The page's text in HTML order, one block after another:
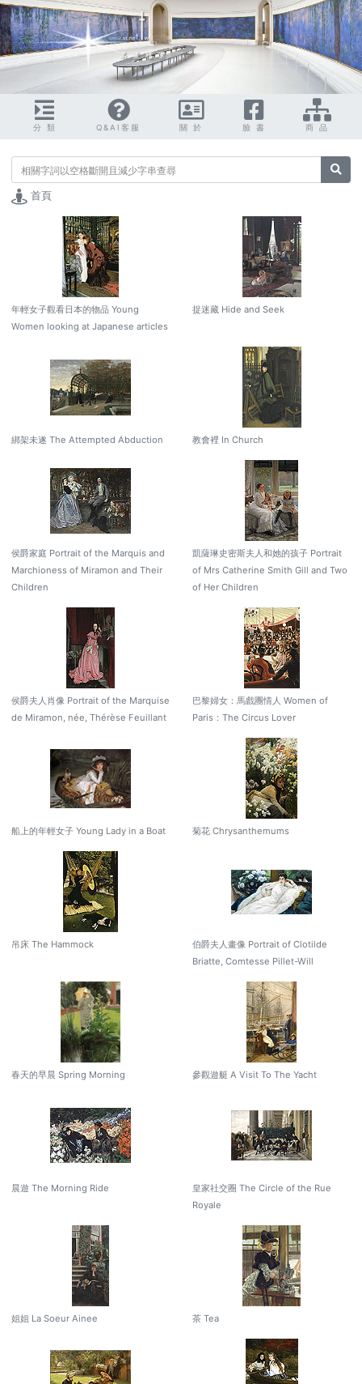
分 類 Q&AI客服 關 於 臉 書 商 品
搜尋
首頁
年輕女子觀看日本的物品 Young
Women looking at Japanese articles
捉迷藏 Hide and Seek
綁架未遂 The Attempted Abduction 教會裡 In Church
侯爵家庭 Portrait of the Marquis and
Marchioness of Miramon and Their
Children
凱薩琳史密斯夫人和她的孩子 Portrait
of Mrs Catherine Smith Gill and Two
of Her Children
侯爵夫人肖像 Portrait of the Marquise
de Miramon, née, Thérèse Feuillant
巴黎婦女：馬戲團情人 Women of
Paris：The Circus Lover
船上的年輕女子 Young Lady in a Boat 菊花 Chrysanthemums
吊床 The Hammock
伯爵夫人畫像 Portrait of Clotilde
Briatte, Comtesse Pillet-Will
春天的早晨 Spring Morning 參觀遊艇 A Visit To The Yacht
晨遊 The Morning Ride
皇家社交圈 The Circle of the Rue
Royale
姐姐 La Soeur Ainee 茶 Tea